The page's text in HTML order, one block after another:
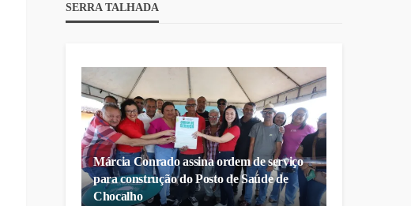
SERRA TALHADA
Márcia Conrado assina ordem de serviço
para construção do Posto de Saúde de
Chocalho